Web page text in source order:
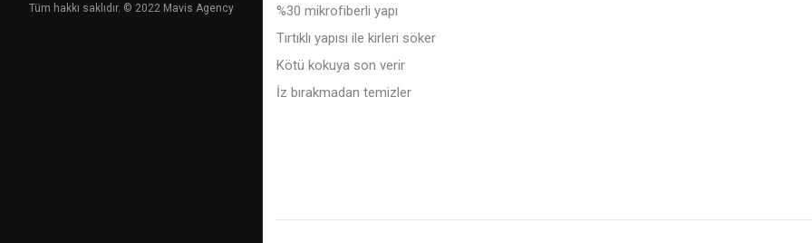
Tüm hakkı saklıdır. © 2022 Mavis Agency
%30 mikrofiberli yapı
Tırtıklı yapısı ile kirleri söker
Kötü kokuya son verir
İz bırakmadan temizler